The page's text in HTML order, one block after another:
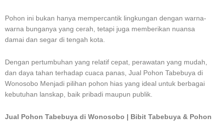
Pohon ini bukan hanya mempercantik lingkungan dengan warna-
warna bunganya yang cerah, tetapi juga memberikan nuansa
damai dan segar di tengah kota.
Dengan pertumbuhan yang relatif cepat, perawatan yang mudah,
dan daya tahan terhadap cuaca panas, Jual Pohon Tabebuya di
Wonosobo Menjadi pilihan pohon hias yang ideal untuk berbagai
kebutuhan lanskap, baik pribadi maupun publik.
Jual Pohon Tabebuya di Wonosobo | Bibit Tabebuya & Pohon